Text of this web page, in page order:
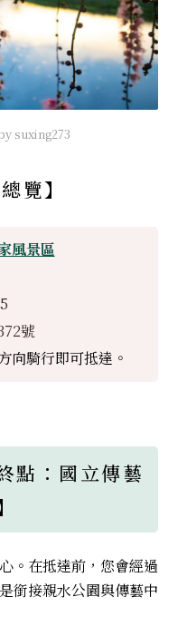
suxing273
覽】
風景區
號
向騎行即可抵達。
點： 國立傳藝
。在抵達前，您會經過
銜接親水公園與傳藝中